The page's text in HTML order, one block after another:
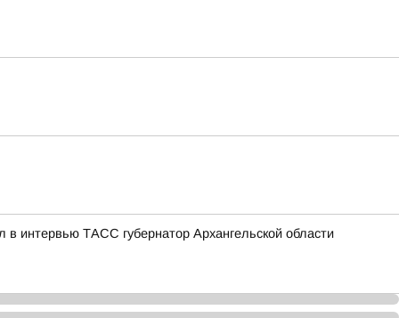
интервью ТАСС губернатор Архангельской области